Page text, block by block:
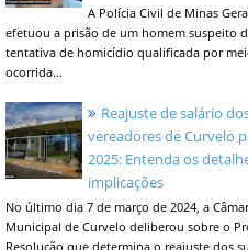
A Polícia Civil de Minas
efetuou a prisão de um homem suspeito
tentativa de homicídio qualificada por
ocorrida...
Reajuste de salário
vereadores de Curvelo
2025: Entenda os
implicações
No último dia 7 de março de 2024, a
Municipal de Curvelo deliberou sobre o
Resolução que determina o reajuste dos